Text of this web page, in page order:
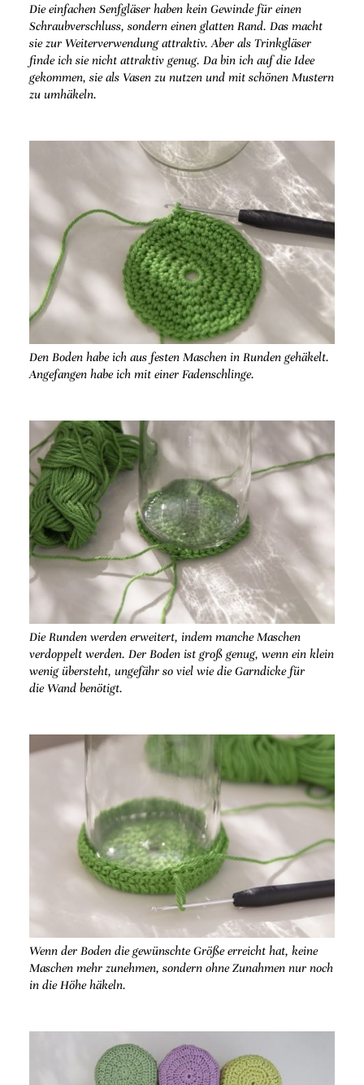
Die einfachen Senfgläser haben kein Gewinde für einen
Schraubverschluss, sondern einen glatten Rand. Das macht
sie zur Weiterverwendung attraktiv. Aber als Trinkgläser
finde ich sie nicht attraktiv genug. Da bin ich auf die Idee
gekommen, sie als Vasen zu nutzen und mit schönen Mustern
zu umhäkeln.
Den Boden habe ich aus festen Maschen in Runden gehäkelt.
Angefangen habe ich mit einer Fadenschlinge.
Die Runden werden erweitert, indem manche Maschen
verdoppelt werden. Der Boden ist groß genug, wenn ein klein
wenig übersteht, ungefähr so viel wie die Garndicke für
die Wand benötigt.
Wenn der Boden die gewünschte Größe erreicht hat, keine
Maschen mehr zunehmen, sondern ohne Zunahmen nur noch
in die Höhe häkeln.